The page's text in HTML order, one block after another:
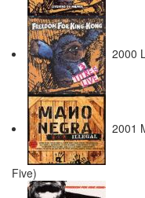
2000
2001
Five)